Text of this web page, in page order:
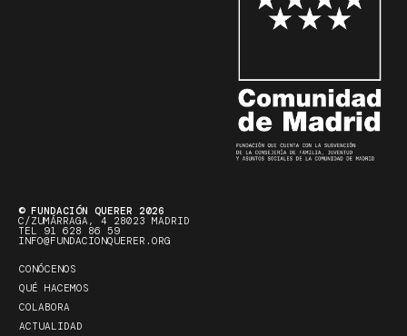
© FUNDACIÓN QUERER 2026
C/ZUMÁRRAGA, 4 28023 MADRID
TEL 91 628 86 59
INFO@FUNDACIONQUERER.ORG
CONÓCENOS
QUÉ HACEMOS
COLABORA
ACTUALIDAD